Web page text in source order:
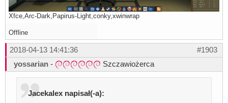
Xfce,Arc-Dark,Papirus-Light,conky,xwinwrap
Offline
#1903
2018-04-13 14:41:36
yossarian - Szczawiożerca
Jacekalex napisał(-a):